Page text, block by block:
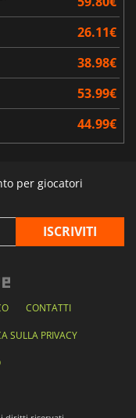
26.11€
38.98€
53.99€
44.99€
per giocatori
CONTATTI
SULLA PRIVACY